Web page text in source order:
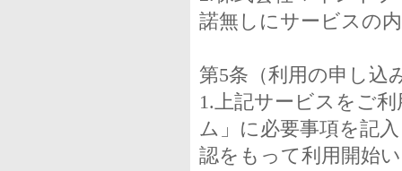
諾無しにサービスの
第5条（利用の申し込
1.上記サービスをご
ム」に必要事項を記
認をもって利用開始